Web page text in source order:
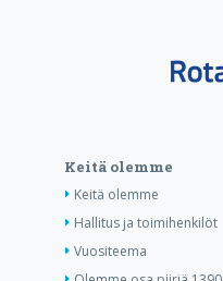
Keitä olemme
Keitä olemme
Hallitus ja toimihenkilöt
Vuositeema